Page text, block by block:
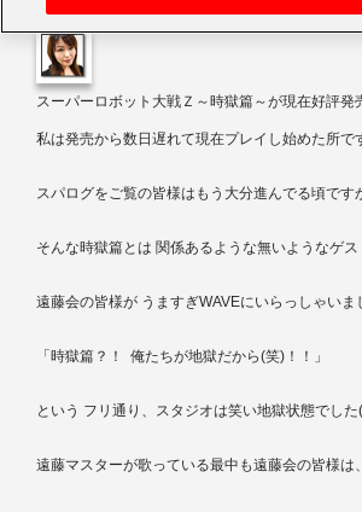
スーパーロボット大戦Ｚ～時獄篇～が現在好評発
私は発売から数日遅れて現在プレイし始めた所で
スパログをご覧の皆様はもう大分進んでる頃です
そんな時獄篇とは 関係あるような無いようなゲス
遠藤会の皆様が うますぎWAVEにいらっしゃいま
「時獄篇？！ 俺たちが地獄だから(笑) ！！」
という フリ通り、スタジオは笑い地獄状態でした(
遠藤マスターが歌っている最中も遠藤会の皆様は